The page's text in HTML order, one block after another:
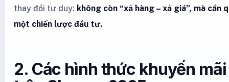
thay đổi tư duy: không còn “xả hàng – xả giá”, mà cần
một chiến lược đầu tư.
2. Các hình thức khuyến